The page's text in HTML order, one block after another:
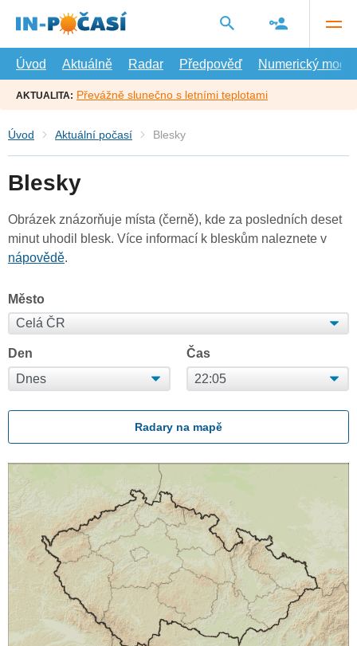
hlavní
Úvod
Aktuálně Radar Předpověď Numerický model
AKTUALITA: Převážně slunečno s letními teplotami
Úvod Aktuální počasí Blesky
Blesky
Obrázek znázorňuje místa (černě), kde za posledních deset
minut uhodil blesk. Více informací k bleskům naleznete v
nápovědě.
Město
Den Čas
Radary na mapě